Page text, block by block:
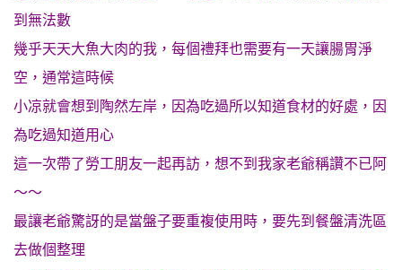
到無法數
幾乎天天大魚大肉的我，每個禮拜也需要有一天讓腸胃淨
空，通常這時候
小凉就會想到陶然左岸，因為吃過所以知道食材的好處，因
為吃過知道用心
這一次帶了勞工朋友一起再訪，想不到我家老爺稱讚不已阿
～～
最讓老爺驚訝的是當盤子要重複使用時，要先到餐盤清洗區
去做個整理